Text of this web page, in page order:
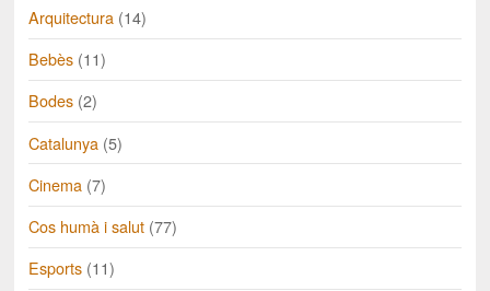
Arquitectura (14)
Bebès (11)
Bodes (2)
Catalunya (5)
Cinema (7)
Cos humà i salut (77)
Esports (11)